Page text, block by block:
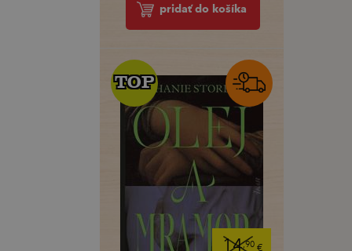
pridať do košíka
14,90€
TOP
TOP